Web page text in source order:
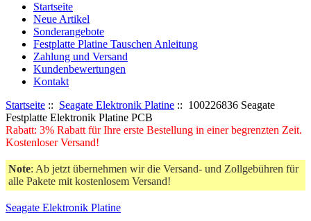
Startseite
Neue Artikel
Sonderangebote
Festplatte Platine Tauschen Anleitung
Zahlung und Versand
Kundenbewertungen
Kontakt
Startseite :: Seagate Elektronik Platine :: 100226836 Seagate
Festplatte Elektronik Platine PCB
Rabatt: 3% Rabatt für Ihre erste Bestellung in einer begrenzten Zeit.
Kostenloser Versand!
Note: Ab jetzt übernehmen wir die Versand- und Zollgebühren für
alle Pakete mit kostenlosem Versand!
Seagate Elektronik Platine